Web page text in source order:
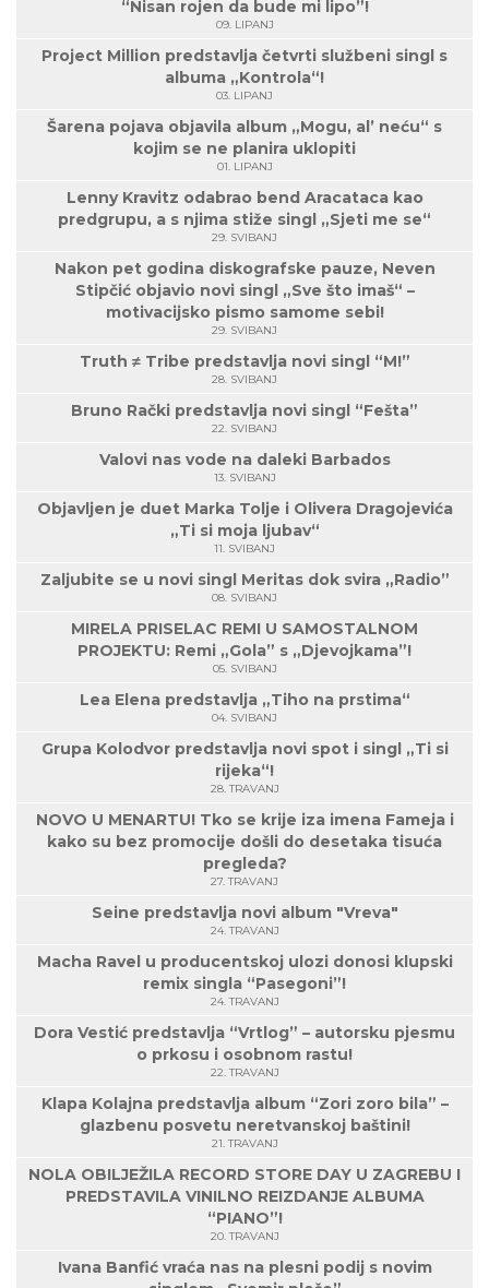
“Nisan rojen da bude mi lipo”!
09. LIPANJ
Project Million predstavlja četvrti službeni singl s
albuma „Kontrola“!
03. LIPANJ
Šarena pojava objavila album „Mogu, al’ neću“ s
kojim se ne planira uklopiti
01. LIPANJ
Lenny Kravitz odabrao bend Aracataca kao
predgrupu, a s njima stiže singl „Sjeti me se“
29. SVIBANJ
Nakon pet godina diskografske pauze, Neven
Stipčić objavio novi singl „Sve što imaš“ –
motivacijsko pismo samome sebi!
29. SVIBANJ
Truth ≠ Tribe predstavlja novi singl “M!”
28. SVIBANJ
Bruno Rački predstavlja novi singl “Fešta”
22. SVIBANJ
Valovi nas vode na daleki Barbados
13. SVIBANJ
Objavljen je duet Marka Tolje i Olivera Dragojevića
„Ti si moja ljubav“
11. SVIBANJ
Zaljubite se u novi singl Meritas dok svira „Radio”
08. SVIBANJ
MIRELA PRISELAC REMI U SAMOSTALNOM
PROJEKTU: Remi „Gola” s „Djevojkama”!
05. SVIBANJ
Lea Elena predstavlja „Tiho na prstima“
04. SVIBANJ
Grupa Kolodvor predstavlja novi spot i singl „Ti si
rijeka“!
28. TRAVANJ
NOVO U MENARTU! Tko se krije iza imena Fameja i
kako su bez promocije došli do desetaka tisuća
pregleda?
27. TRAVANJ
Seine predstavlja novi album "Vreva"
24. TRAVANJ
Macha Ravel u producentskoj ulozi donosi klupski
remix singla “Pasegoni”!
24. TRAVANJ
Dora Vestić predstavlja “Vrtlog” – autorsku pjesmu
o prkosu i osobnom rastu!
22. TRAVANJ
Klapa Kolajna predstavlja album “Zori zoro bila” –
glazbenu posvetu neretvanskoj baštini!
21. TRAVANJ
NOLA OBILJEŽILA RECORD STORE DAY U ZAGREBU I
PREDSTAVILA VINILNO REIZDANJE ALBUMA
“PIANO”!
20. TRAVANJ
Ivana Banfić vraća nas na plesni podij s novim